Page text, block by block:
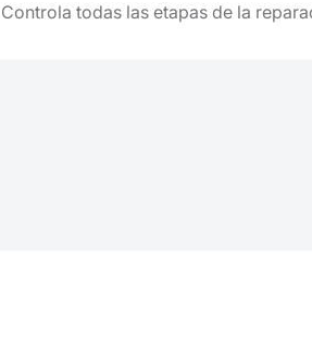
Controla todas las etapas de la